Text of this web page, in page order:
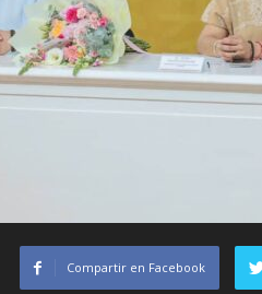
Compartir en Facebook